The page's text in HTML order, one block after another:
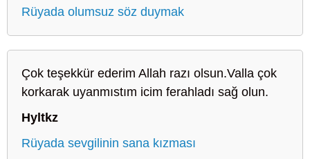
Rüyada olumsuz söz duymak
Çok teşekkür ederim Allah razı olsun.Valla çok
korkarak uyanmıstım icim ferahladı sağ olun.
Hyltkz
Rüyada sevgilinin sana kızması